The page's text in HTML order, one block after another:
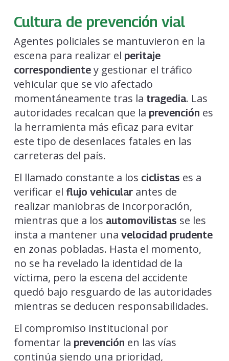
Cultura de prevención vial
Agentes policiales se mantuvieron en la
escena para realizar el peritaje
correspondientey gestionar el tráfico
vehicular que se vio afectado
momentáneamente tras la tragedia. Las
autoridades recalcan que la prevención es
la herramienta más eficaz para evitar
este tipo de desenlaces fatales en las
carreteras del país.
El llamado constante a los ciclistas es a
verificar el flujo vehicularantes de
realizar maniobras de incorporación,
mientras que a los automovilistas se les
insta a mantener una velocidad prudente
en zonas pobladas. Hasta el momento,
no se ha revelado la identidad de la
víctima, pero la escena del accidente
quedó bajo resguardo de las autoridades
mientras se deducen responsabilidades.
El compromiso institucional por
fomentar la prevención en las vías
continúa siendo una prioridad,